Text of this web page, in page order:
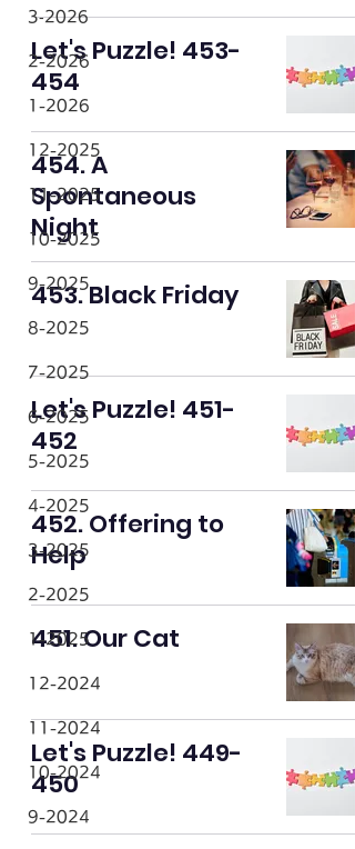
3‐2026
2-2026
1-2026
12-2025
11-2025
10-2025
9-2025
8-2025
7-2025
6-2025
5-2025
4-2025
3-2025
2-2025
1-2025
12-2024
11-2024
10-2024
9-2024
Let's Puzzle! 453-
454
454. A
Spontaneous
Night
453. Black Friday
Let's Puzzle! 451-
452
452. Offering to
Help
451. Our Cat
Let's Puzzle! 449-
450